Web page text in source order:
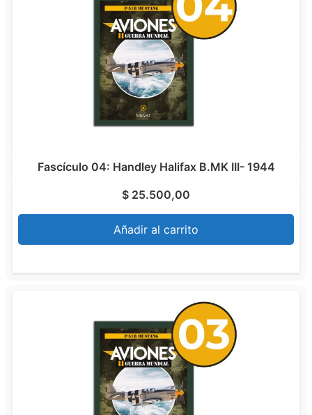
Fascículo 04: Handley Halifax B.MK III- 1944
$ 25.500,00
Añadir al carrito